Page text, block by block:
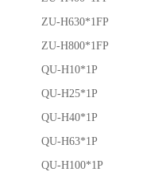
ZU-H630*1FP
ZU-H800*1FP
QU-H10*1P
QU-H25*1P
QU-H40*1P
QU-H63*1P
QU-H100*1P